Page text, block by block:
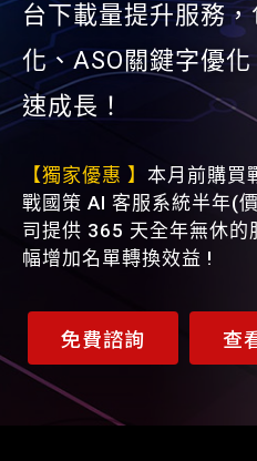
台下載量提升服務
化、ASO關鍵字優
速成長！
【獨家優惠 】 本月前購買
戰國策 AI 客服系統半年(
司提供 365 天全年無休
幅增加名單轉換效益 !
免費諮詢 查